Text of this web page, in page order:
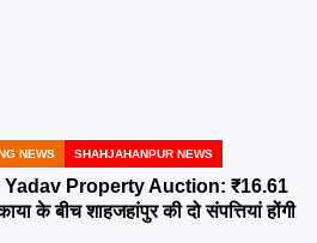
NEWS SHAHJAHANPUR NEWS
Yadav Property Auction: ₹16.61
के बीच शाहजहांपुर की दो संपत्तियां होंगी